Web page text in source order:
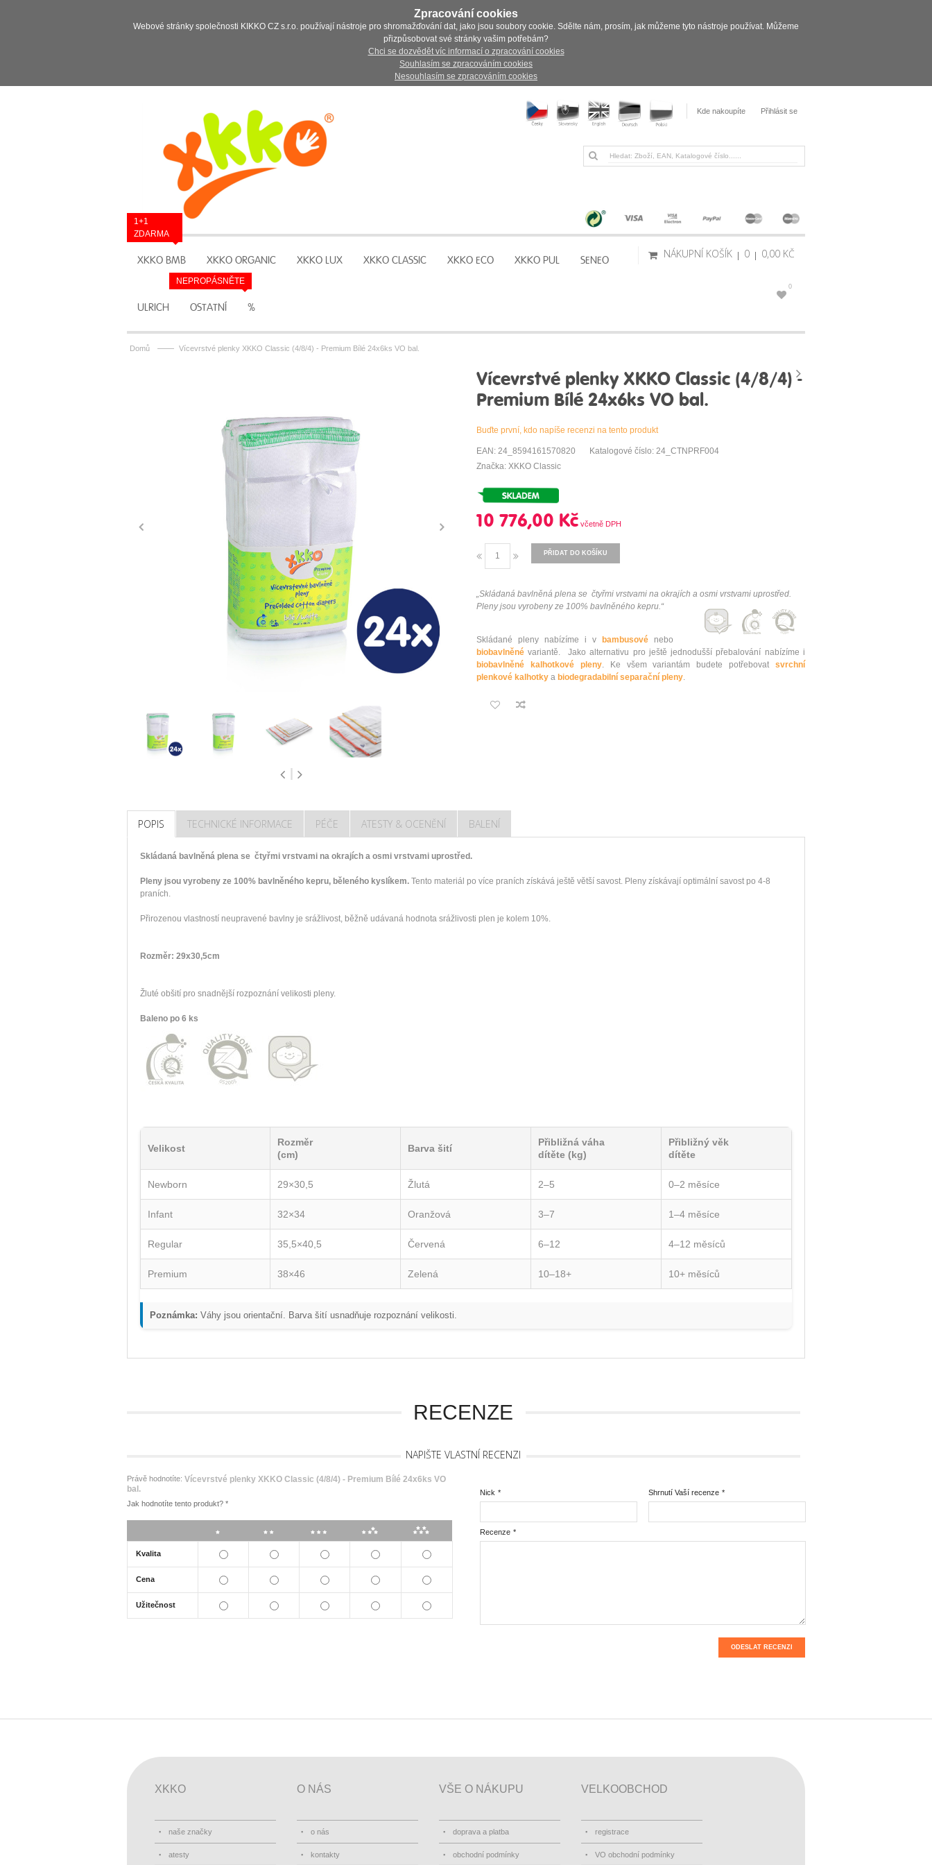
Zpracování cookies
Webové stránky společnosti KIKKO CZ s.r.o. používají nástroje pro shromažďování dat, jako jsou soubory cookie. Sdělte nám, prosím, jak můžeme tyto nástroje používat. Můžeme
přizpůsobovat své stránky vašim potřebám?
Chci se dozvědět víc informací o zpracování cookies
Souhlasím se zpracováním cookies
Nesouhlasím se zpracováním cookies
Kde nakoupíte Přihlásit se
XKKO BMB
1+1
ZDARMA
XKKO ORGANIC XKKO LUX XKKO CLASSIC XKKO ECO XKKO PUL SENEO
ULRICH OSTATNÍ %
NEPROPÁSNĚTE
NÁKUPNÍ KOŠÍK 0 0,00 KČ
0
Domů —— Vícevrstvé plenky XKKO Classic (4/8/4) - Premium Bílé 24x6ks VO bal.
Vícevrstvé plenky XKKO Classic (4/8/4) -
Premium Bílé 24x6ks VO bal.
Buďte první, kdo napíše recenzi na tento produkt
EAN: 24_8594161570820
Katalogové číslo: 24_CTNPRF004
Značka: XKKO Classic
10 776,00 Kč
PŘIDAT DO KOŠÍKU
„Skládaná bavlněná plena se čtyřmi vrstvami na okrajích a osmi vrstvami uprostřed.
Pleny jsou vyrobeny ze 100% bavlněného kepru.“
Skládané pleny nabízíme i v bambusové nebo
biobavlněné variantě. Jako alternativu pro ještě jednodušší přebalování nabízíme i
biobavlněné kalhotkové pleny. Ke všem variantám budete potřebovat svrchní
plenkové kalhotky a biodegradabilní separační pleny.
POPIS TECHNICKÉ INFORMACE PÉČE ATESTY & OCENĚNÍ BALENÍ
Skládaná bavlněná plena se čtyřmi vrstvami na okrajích a osmi vrstvami uprostřed.
Pleny jsou vyrobeny ze 100% bavlněného kepru, běleného kyslíkem. Tento materiál po více praních získává ještě větší savost. Pleny získávají optimální savost po 4-8
praních.
Přirozenou vlastností neupravené bavlny je srážlivost, běžně udávaná hodnota srážlivosti plen je kolem 10%.
Rozměr: 29x30,5cm
Žluté obšití pro snadnější rozpoznání velikosti pleny.
Baleno po 6 ks
Velikost
Rozměr
(cm)
Barva šití
Přibližná váha
dítěte (kg)
Přibližný věk
dítěte
Newborn 29×30,5 Žlutá 2–5 0–2 měsíce
Infant 32×34 Oranžová 3–7 1–4 měsíce
Regular 35,5×40,5 Červená 6–12 4–12 měsíců
Premium 38×46 Zelená 10–18+ 10+ měsíců
Poznámka: Váhy jsou orientační. Barva šití usnadňuje rozpoznání velikosti.
RECENZE
NAPIŠTE VLASTNÍ RECENZI
Právě hodnotíte: Vícevrstvé plenky XKKO Classic (4/8/4) - Premium Bílé 24x6ks VO
bal.
Jak hodnotíte tento produkt? *
Kvalita
Cena
Užitečnost
*
Nick *
Shrnutí Vaší recenze
*
Recenze
ODESLAT RECENZI
XKKO
naše značky
atesty
O NÁS
o nás
kontakty
VŠE O NÁKUPU
doprava a platba
obchodní podmínky
VELKOOBCHOD
registrace
VO obchodní podmínky